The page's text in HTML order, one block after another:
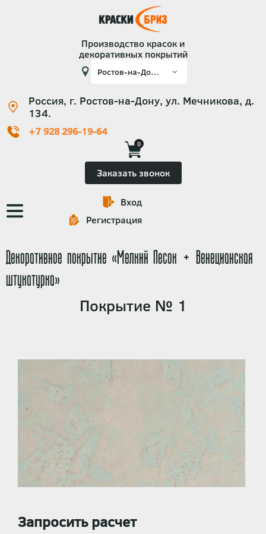
Производство красок и
декоративных покрытий
Россия, г. Ростов-на-Дону, ул. Мечникова, д.
134.
+7 928 296-19-64
0
Заказать звонок
Основная
навигация
Вход
Регистрация
Декоративное покрытие «Мелкий Песок + Венецианская
штукатурка»
Покрытие № 1
Запросить расчет